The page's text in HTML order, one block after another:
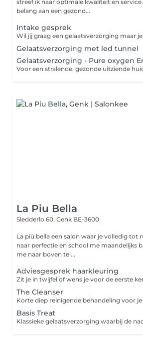
streef ik naar optimale kwaliteit en service. Zelf hecht ik veel
belang aan een gezond...
Intake gesprek
Gelaatsverzorging met led tunnel
Gelaatsverzorging - Pure oxygen
La Piu Bella
Sledderlo 60, Genk BE-3600
La più bella een salon waar je volledig tot rust
naar perfectie en school me maandelijks
me naar boven te ...
Adviesgesprek haarkleuring
The Cleanser
Basis Treat